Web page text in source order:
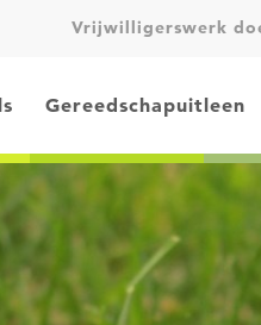
Gereedschapuitleen
Vrijwilligerswerk